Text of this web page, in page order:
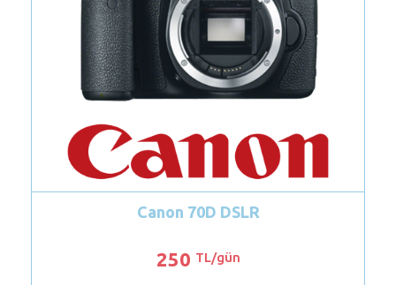
Fuji Film Instax 7S Mini
89TL/gün